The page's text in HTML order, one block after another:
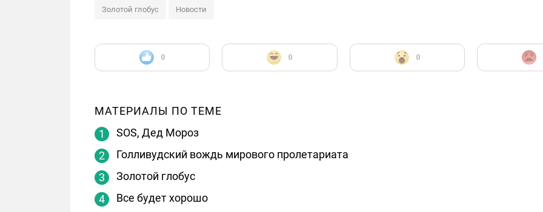
Золотой глобус Новости
0 0 0
МАТЕРИАЛЫ ПО ТЕМЕ
SOS, Дед Мороз
Голливудский вождь мирового пролетариата
Золотой глобус
Все будет хорошо